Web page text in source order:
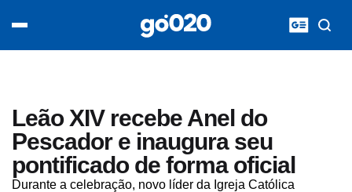
Leão XIV recebe Anel do
Pescador e inaugura seu
pontificado de forma oficial
Durante a celebração, novo líder da Igreja Católica
acontece agora
entretenimento
vídeos
pod020